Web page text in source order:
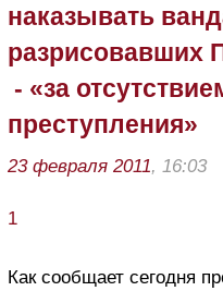
наказывать
разрисовавших
- «за
преступления»
23 февраля 2011, 16:03
1
Как сообщает сегодня